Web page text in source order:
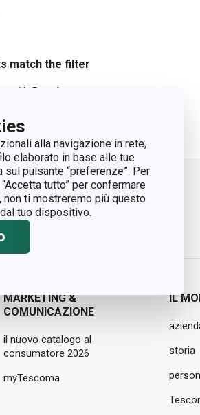
alla navigazione in rete,
elaborato in base alle tue
pulsante “preferenze”. Per
tutto” per confermare
ti mostreremo più questo
tuo dispositivo.
match the filter
MARKETING &
COMUNICAZIONE
il nuovo catalogo al
consumatore 2026
myTescoma
IL
storia